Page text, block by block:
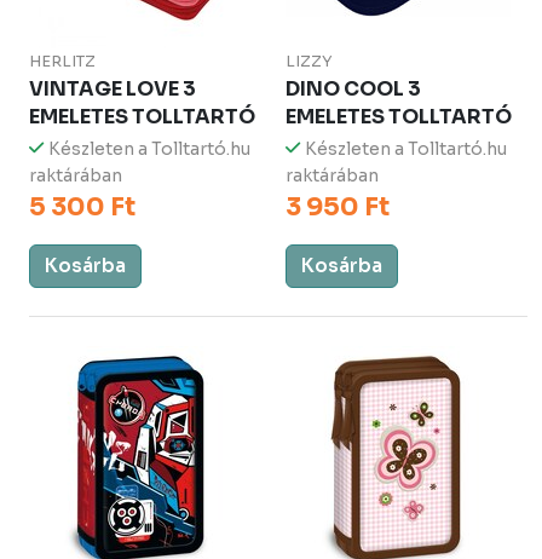
HERLITZ
VINTAGE LOVE 3
EMELETES TOLLTARTÓ
Készleten a Tolltartó.hu
raktárában
5 300 Ft
Kosárba
LIZZY
DINO COOL 3
EMELETES TOLLTARTÓ
Készleten a Tolltartó.hu
raktárában
3 950 Ft
Kosárba